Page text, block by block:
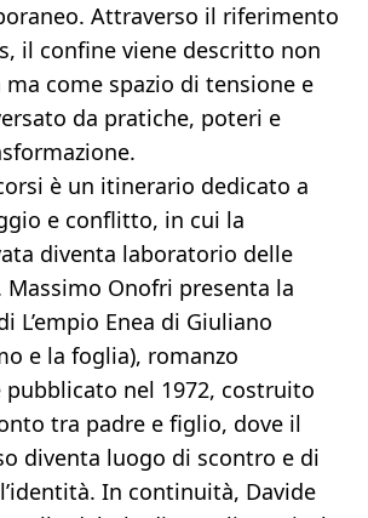
Attraverso il riferimento
il confine viene descritto non
come spazio di tensione e
da pratiche, poteri e
è un itinerario dedicato a
e conflitto, in cui la
diventa laboratorio delle
Onofri presenta la
L’empio Enea di Giuliano
e la foglia), romanzo
nel 1972, costruito
tra padre e figlio, dove il
diventa luogo di scontro e di
In continuità, Davide